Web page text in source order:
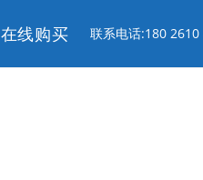
联系电话:180
在线购买